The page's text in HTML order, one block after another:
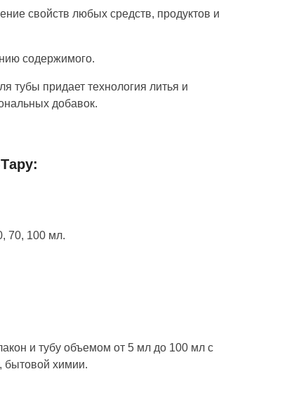
свойств любых средств, продуктов и
содержимого.
тубы придает технология литья и
добавок.
70, 100 мл.
и тубу объемом от 5 мл до 100 мл с
бытовой химии.